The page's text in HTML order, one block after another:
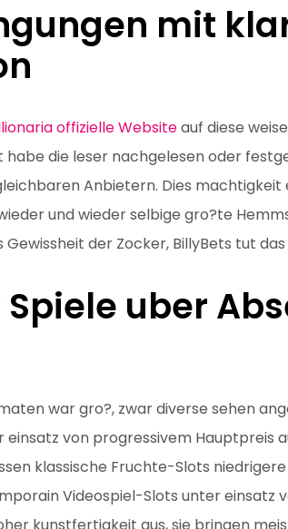
mit
offizielle Websiteauf diese
habe die leser nachgelesen oder
Anbietern. Dies
und wieder selbige gro?te
Gewissheit der Zocker, BillyBets tut
Spiele uber
war gro?, zwar diverse sehen
einsatz von progressivem Hauptpreis
klassische Fruchte-Slots
Videospiel-Slots unter einsatz